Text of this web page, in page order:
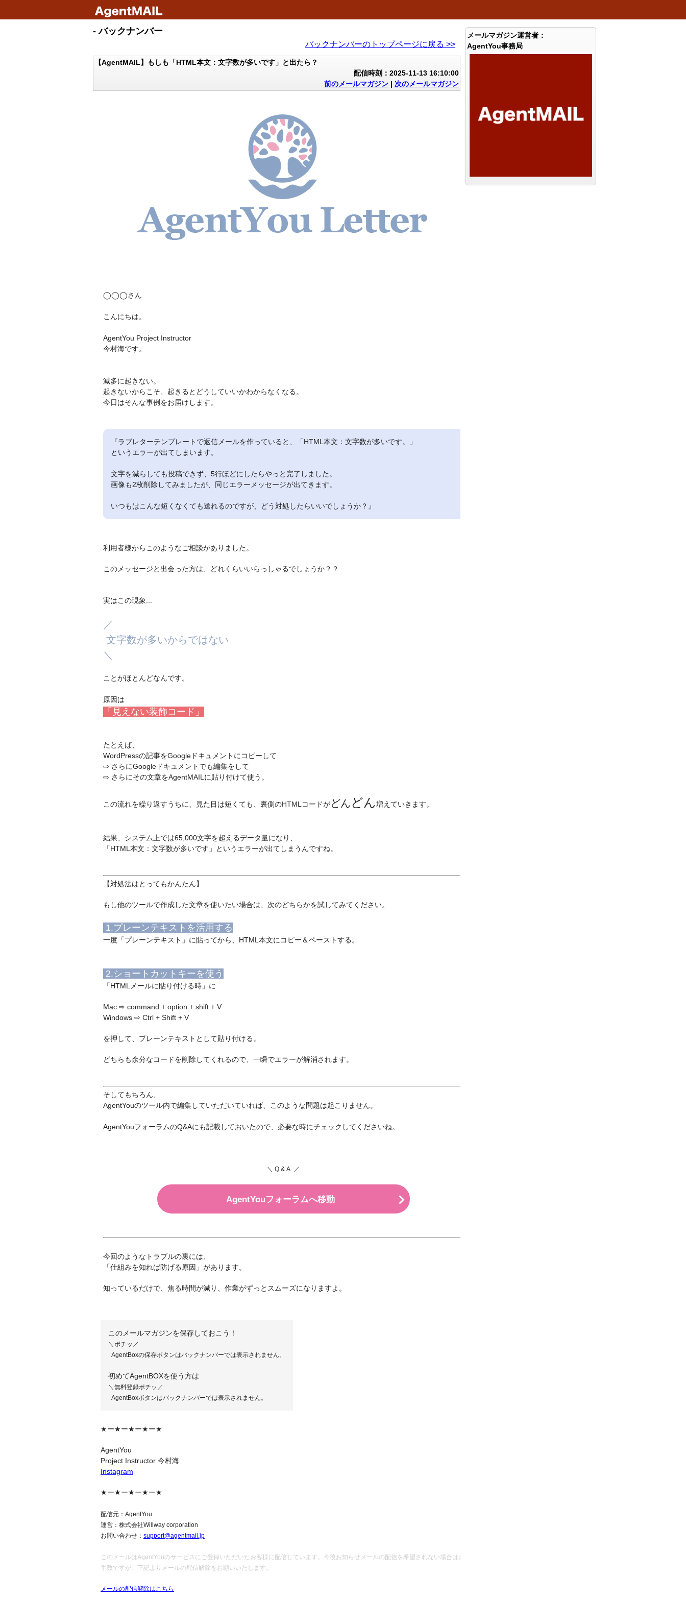
- バックナンバー
バックナンバーのトップページに戻る >>
【AgentMAIL】もしも「HTML本文：文字数が多いです」と出たら？
配信時刻：2025-11-13 16:10:00
前のメールマガジン | 次のメールマガジン
◯◯◯さん
こんにちは。
AgentYou Project Instructor
今村海です。
滅多に起きない。
起きないからこそ、起きるとどうしていいかわからなくなる。
今日はそんな事例をお届けします。
『ラブレターテンプレートで返信メールを作っていると、
「HTML本文：文字数が多いです。」
というエラーが出てしまいます。
文字を減らしても投稿できず、5行ほどにしたらやっと完了しました。
画像も2枚削除してみましたが、同じエラーメッセージが出てきます。
いつもはこんな短くなくても送れるのですが、どう対処したらいいでしょうか？』
利用者様からこのようなご相談がありました。
このメッセージと出会った方は、どれくらいいらっしゃるでしょうか？？
実はこの現象...
／
文字数が多いからではない
＼
ことがほとんどなんです。
原因は
「見えない装飾コード」
たとえば、
WordPressの記事をGoogleドキュメントにコピーして
⇨ さらにGoogleドキュメントでも編集をして
⇨ さらにその文章をAgentMAILに貼り付けて使う。
この流れを繰り返すうちに、見た目は短くても、 裏側のHTMLコードがどんどん増えていきます。
結果、システム上では65,000文字を超えるデータ量になり、
「HTML本文：文字数が多いです」というエラーが出てしまうんですね。
【対処法はとってもかんたん】
もし他のツールで作成した文章を使いたい場合は、次のどちらかを試してみてください。
1.プレーンテキストを活用する
一度「プレーンテキスト」に貼ってから、HTML本文にコピー＆ペーストする。
2.ショートカットキーを使う
「HTMLメールに貼り付ける時」に
Mac ⇨ command + option + shift + V
Windows ⇨ Ctrl + Shift + V
を押して、プレーンテキストとして貼り付ける。
どちらも余分なコードを削除してくれるので、一瞬でエラーが解消されます。
そしてもちろん、
AgentYouのツール内で編集していただいていれば、このような問題は起こりません。
AgentYouフォーラムのQ&Aにも記載しておいたので、必要な時にチェックしてくださいね。
＼ Q & A ／
AgentYouフォーラムへ移動
今回のようなトラブルの裏には、
「仕組みを知れば防げる原因」があります。
知っているだけで、焦る時間が減り、作業がずっとスムーズになりますよ。
このメールマガジンを保存しておこう！
＼ポチッ／
AgentBoxの保存ボタンはバックナンバーでは表示されません。
初めてAgentBOXを使う方は
＼無料登録ポチッ／
AgentBoxボタンはバックナンバーでは表示されません。
★ー★ー★ー★ー★
AgentYou
Project Instructor 今村海
Instagram
★ー★ー★ー★ー★
配信元： AgentYou
運営：株式会社Willway corporation
お問い合わせ： support@agentmail.jp
このメールはAgentYouのサービスにご登録いただいたお客様に配信しています。 今後お知らせメールの配信を希望されない場合はお
手数ですが、下記よりメールの配信解除をお願いいたします。
メールの配信解除はこちら
メールマガジン運営者：
AgentYou事務局